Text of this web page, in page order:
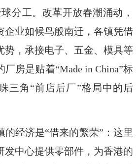
分工。改革开放春潮涌动，
企业如候鸟般南迁，各镇凭借
势，承接电子、五金、模具等
房是贴着“Made in China”标
三角“前店后厂”格局中的后
经济是“借来的繁荣”：这里
发中心提供零部件，为香港的